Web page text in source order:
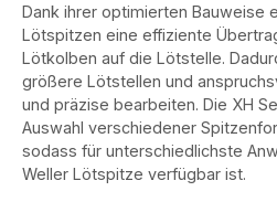
Dank ihrer optimierten Bauweise
Lötspitzen eine effiziente
Lötkolben auf die Lötstelle.
größere Lötstellen und
und präzise bearbeiten. Die XH
Auswahl verschiedener
sodass für unterschiedlichste
Weller Lötspitze verfügbar ist.